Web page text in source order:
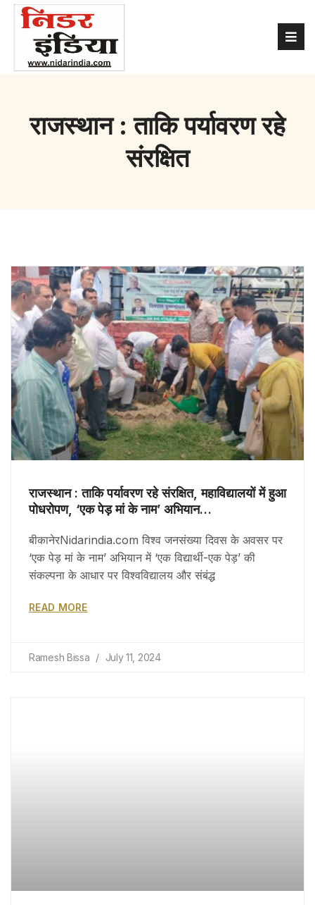
राजस्थान : ताकि पर्यावरण रहे
संरक्षित
राजस्थान : ताकि पर्यावरण रहे संरक्षित, महाविद्यालयों में हुआ
पोधरोपण, ‘एक पेड़ मां के नाम’ अभियान…
बीकानेरNidarindia.com विश्व जनसंख्या दिवस के अवसर पर
‘एक पेड़ मां के नाम’ अभियान में ‘एक विद्यार्थी-एक पेड़’ की
संकल्पना के आधार पर विश्वविद्यालय और संबंद्ध
READ MORE
Ramesh Bissa July 11, 2024